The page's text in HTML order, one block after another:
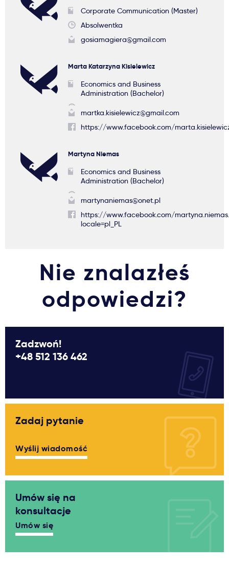
Corporate Communication (Master)
Absolwentka
gosiamagiera@gmail.com
Marta Katarzyna Kisielewicz
Economics and Business
Administration (Bachelor)
martka.kisielewicz@gmail.com
https://www.facebook.com/
Martyna Niemas
Economics and Business
Administration (Bachelor)
martynaniemas@onet.pl
https://www.facebook.com/
locale=pl_PL
Nie znalazłeś
odpowiedzi?
Zadzwoń!
+48 512 136 462
Zadaj pytanie
Wyślij wiadomość
Umów się na
konsultacje
Umów się